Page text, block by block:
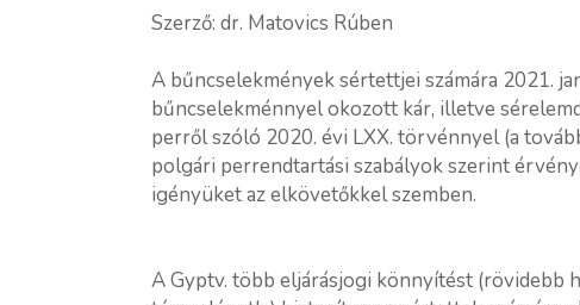
Szerző: dr. Matovics Rúben
A bűncselekmények sértettjei számára 2021.
bűncselekménnyel okozott kár, illetve
perről szóló 2020. évi LXX. törvénnyel (a
polgári perrendtartási szabályok szerint
igényüket az elkövetőkkel szemben.
A Gyptv. több eljárásjogi könnyítést (rövidebb